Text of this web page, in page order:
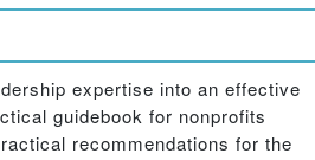
expertise into an effective
guidebook for nonprofits
recommendations for the